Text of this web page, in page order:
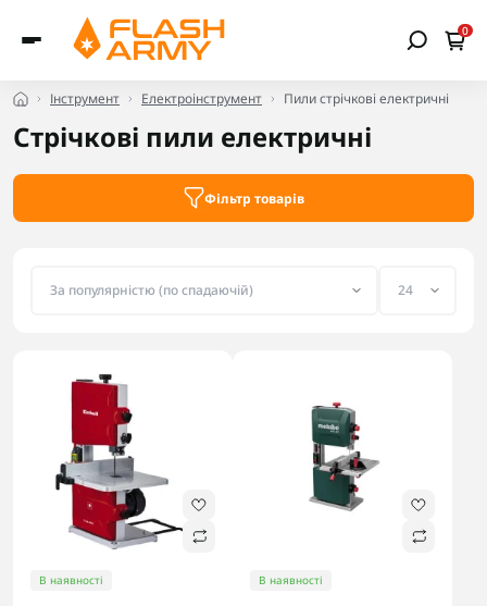
0
Інструмент Електроінструмент Пили стрічкові електричні
Стрічкові пили електричні
Фільтр товарів
В наявності В наявності